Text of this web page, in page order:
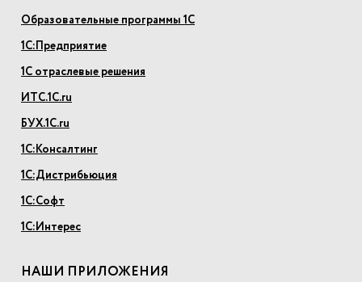
Образовательные программы 1С
1С:Предприятие
1С отраслевые решения
ИТС.1С.ru
БУХ.1С.ru
1С:Консалтинг
1С:Дистрибьюция
1С:Софт
1С:Интерес
НАШИ ПРИЛОЖЕНИЯ